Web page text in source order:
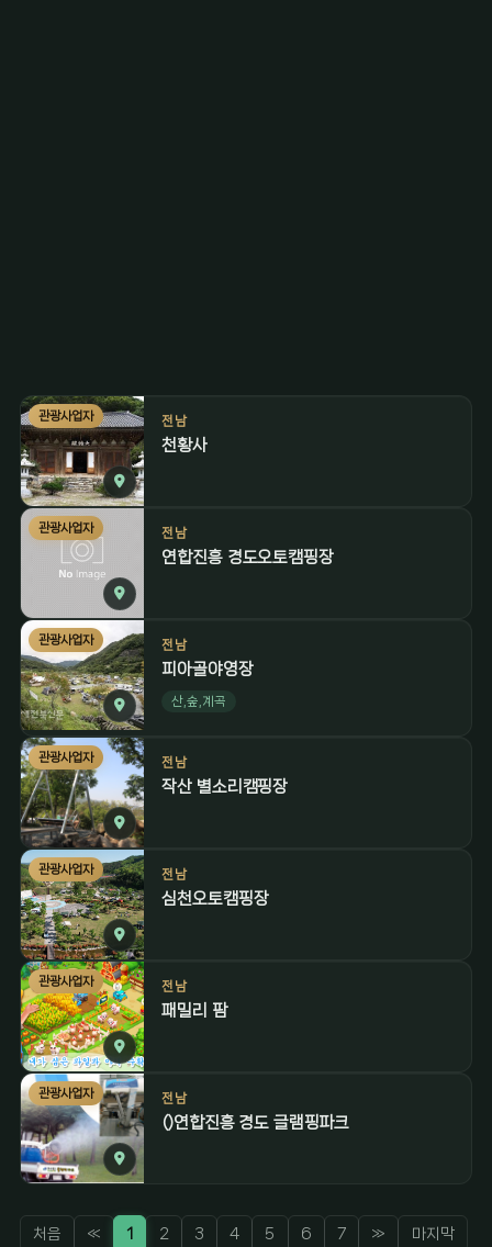
관광사업자 전남
천황사
관광사업자 전남
연합진흥 경도오토캠핑장
관광사업자 전남
피아골야영장
산,숲,계곡
관광사업자 전남
작산 별소리캠핑장
관광사업자 전남
심천오토캠핑장
관광사업자 전남
패밀리 팜
관광사업자 전남
()연합진흥 경도 글램핑파크
처음 « 1 2 3 4 5 6 7 » 마지막